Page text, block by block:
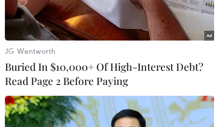
Pháp khoảng hơn300km.
Họ là những người sang Pháp lao động theo
chương trình hợp tác từ năm2002, trong lĩnh
Không khí vào những ngày giáp Tết âm lịch của
bà con lao động nơi đây thậtđầm ấm. Tất cả đón
tiếp chúng tôi trong sự nồng ấm và tình cảm
JG Wentworth
Buried In $10,000+ Of High-Interest Debt?
Read Page 2 Before Paying